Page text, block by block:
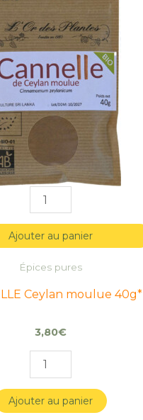
CANNELLE
Ceylan
moulue
40g*
Ajouter au panier
Épices pures
Ceylan moulue 40g*
3,80€
CANNELLE
Ceylan
moulue
40g*
Ajouter au panier